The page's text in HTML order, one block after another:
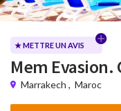
★ METTRE UN AVIS
Mem Evasion.
Marrakech , Maroc